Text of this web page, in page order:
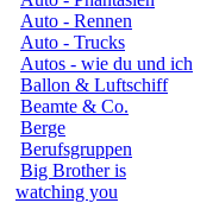
Auto - Rennen
Auto - Trucks
Autos - wie du und ich
Ballon & Luftschiff
Beamte & Co.
Berge
Berufsgruppen
Big Brother is
watching you